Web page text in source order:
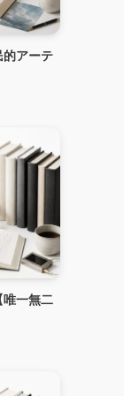
的アーテ
唯一無二